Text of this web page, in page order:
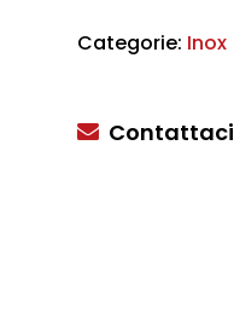
Categorie: Inox
Contattaci